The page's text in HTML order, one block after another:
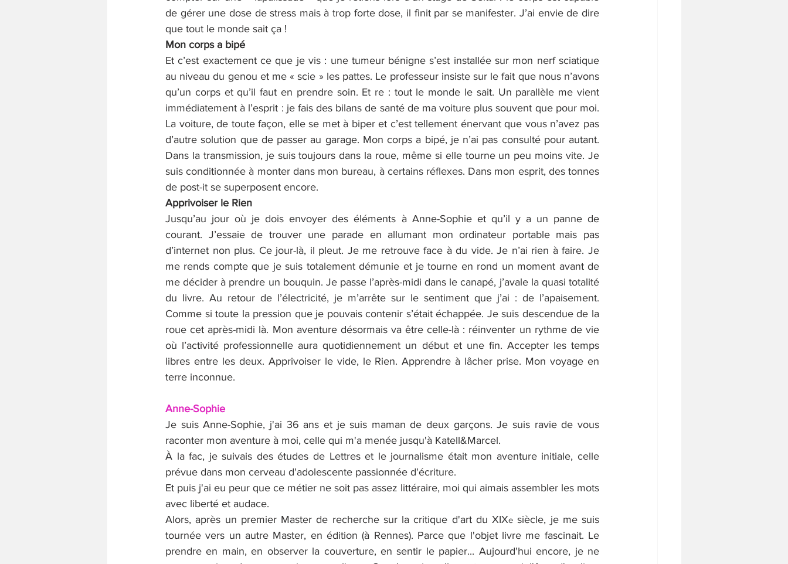
de gérer une dose de stress mais à trop forte dose, il finit par se manifester. J’ai envie de dire
que tout le monde sait ça !
Mon corps a bipé
Et c’est exactement ce que je vis : une tumeur bénigne s’est installée sur mon nerf sciatique
au niveau du genou et me « scie » les pattes. Le professeur insiste sur le fait que nous n’avons
qu’un corps et qu’il faut en prendre soin. Et re : tout le monde le sait. Un parallèle me vient
immédiatement à l’esprit : je fais des bilans de santé de ma voiture plus souvent que pour moi.
La voiture, de toute façon, elle se met à biper et c’est tellement énervant que vous n’avez pas
d’autre solution que de passer au garage. Mon corps a bipé, je n’ai pas consulté pour autant.
Dans la transmission, je suis toujours dans la roue, même si elle tourne un peu moins vite. Je
suis conditionnée à monter dans mon bureau, à certains réflexes. Dans mon esprit, des tonnes
de post-it se superposent encore.
Apprivoiser le Rien
Jusqu’au jour où je dois envoyer des éléments à Anne-Sophie et qu’il y a un panne de
courant. J’essaie de trouver une parade en allumant mon ordinateur portable mais pas
d’internet non plus. Ce jour-là, il pleut. Je me retrouve face à du vide. Je n’ai rien à faire. Je
me rends compte que je suis totalement démunie et je tourne en rond un moment avant de
me décider à prendre un bouquin. Je passe l’après-midi dans le canapé, j’avale la quasi totalité
du livre. Au retour de l’électricité, je m’arrête sur le sentiment que j’ai : de l’apaisement.
Comme si toute la pression que je pouvais contenir s’était échappée. Je suis descendue de la
roue cet après-midi là. Mon aventure désormais va être celle-là : réinventer un rythme de vie
où l’activité professionnelle aura quotidiennement un début et une fin. Accepter les temps
libres entre les deux. Apprivoiser le vide, le Rien. Apprendre à lâcher prise. Mon voyage en
terre inconnue.
Anne-Sophie
Je suis Anne-Sophie, j'ai 36 ans et je suis maman de deux garçons. Je suis ravie de vous
raconter mon aventure à moi, celle qui m'a menée jusqu'à Katell&Marcel.
À la fac, je suivais des études de Lettres et le journalisme était mon aventure initiale, celle
prévue dans mon cerveau d'adolescente passionnée d'écriture.
Et puis j'ai eu peur que ce métier ne soit pas assez littéraire, moi qui aimais assembler les mots
avec liberté et audace.
Alors, après un premier Master de recherche sur la critique d'art du XIXe siècle, je me suis
tournée vers un autre Master, en édition (à Rennes). Parce que l'objet livre me fascinait. Le
prendre en main, en observer la couverture, en sentir le papier... Aujourd'hui encore, je ne